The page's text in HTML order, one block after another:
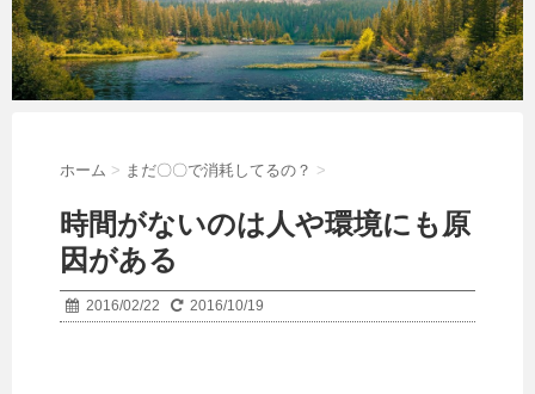
ホーム > まだ〇〇で消耗してるの？ >
時間がないのは人や環境にも原
因がある
2016/02/22 2016/10/19